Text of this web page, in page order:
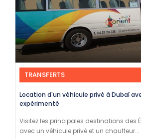
TRANSFERTS
Location d'un véhicule privé à Dubaï
expérimenté
Visitez les principales destinations des
avec un véhicule privé et un chauffeur...